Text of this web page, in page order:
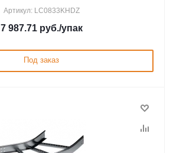
Артикул: LC0833KHDZ
7 987.71руб./упак
Под заказ